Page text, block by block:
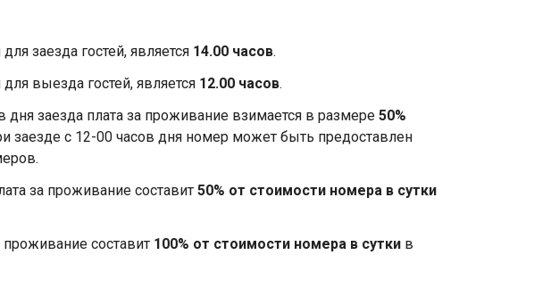
заезда гостей, является 14.00 часов.
выезда гостей, является 12.00 часов.
заезда плата за проживание взимается в размере 50%
заезде с 12-00 часов дня номер может быть предоставлен
за проживание составит 50% от стоимости номера в сутки
составит 100% от стоимости номера в суткив